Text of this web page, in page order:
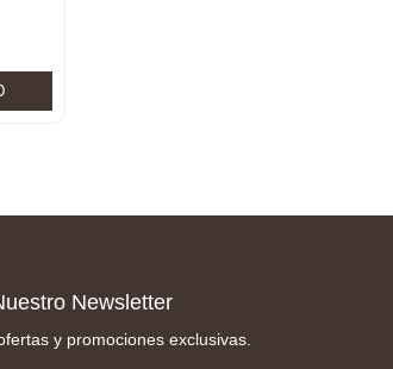
Newsletter
y promociones exclusivas.